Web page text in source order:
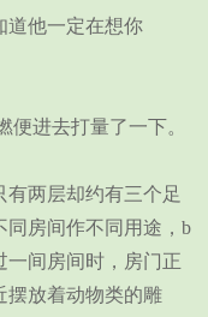
他一定在想你
进去打量了一下。
两层却约有三个足
同房间作不同用途，b
一间房间时，房门正
摆放着动物类的雕